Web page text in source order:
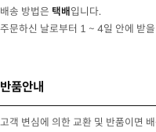
배송 방법은 택배입니다.
주문하신 날로부터 1 ~ 4일 안에 받
반품안내
고객 변심에 의한 교환 및 반품이면